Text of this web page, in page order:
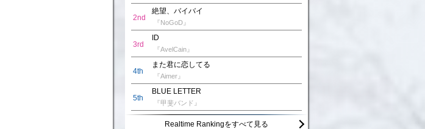
2nd
絶望、バイバイ
『NoGoD』
3rd
ID
『AvelCain』
4th
また君に恋してる
『Aimer』
5th
BLUE LETTER
『甲斐バンド』
Realtime Rankingをすべて見る